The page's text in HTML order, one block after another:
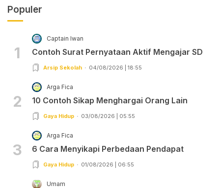
Populer
1
Captain Iwan
Contoh Surat Pernyataan Aktif Mengajar SD
Arsip Sekolah 04/08/2026 | 18:55
2
Arga Fica
10 Contoh Sikap Menghargai Orang Lain
Gaya Hidup 03/08/2026 | 05:55
3
Arga Fica
6 Cara Menyikapi Perbedaan Pendapat
Gaya Hidup 01/08/2026 | 06:55
Umam